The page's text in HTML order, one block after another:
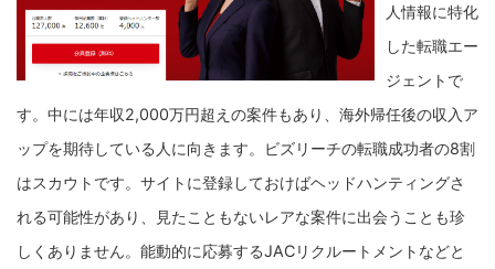
人情報に特化
した転職エー
ジェントで
す。 中には年収2,000万円超えの案件もあり、海外帰任後の収入ア
ップを期待している人に向きます。
ビズリーチの転職成功者の8割
はスカウトです。サイトに登録しておけばヘッドハンティングさ
れる可能性があり、見たこともないレアな案件に出会うことも珍
しくありません。能動的に応募するJACリクルートメントなどと